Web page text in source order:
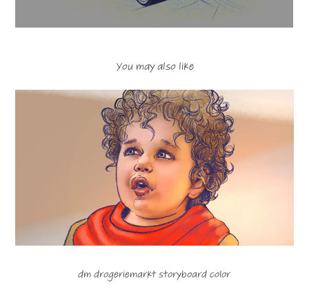
You may also like
dm drogeriemarkt storyboard color